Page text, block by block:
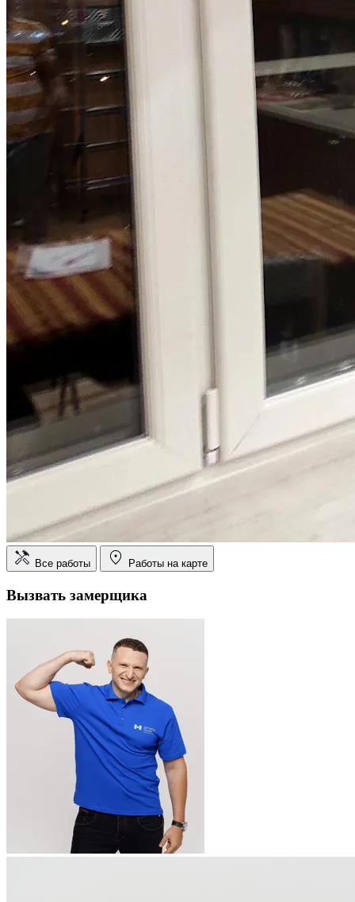
Все работы Работы на карте
Вызвать замерщика